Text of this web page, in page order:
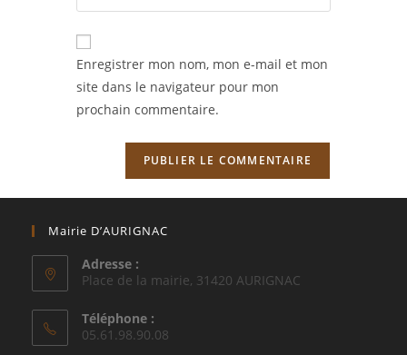
comment
comment
l’URL
de
votre
Enregistrer mon nom, mon e-mail et mon
site dans le navigateur pour mon
prochain commentaire.
Mairie D’AURIGNAC
Adresse :
Place de la mairie, 31420 AURIGNAC
Téléphone :
05.61.98.90.08